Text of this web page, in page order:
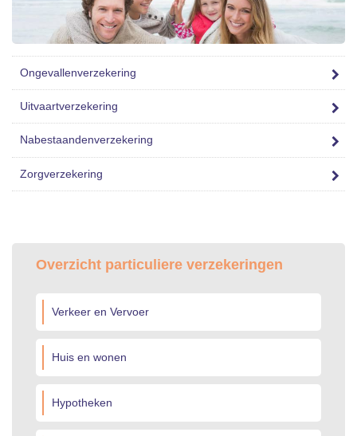
Ongevallenverzekering
Uitvaartverzekering
Nabestaandenverzekering
Zorgverzekering
Overzicht particuliere verzekeringen
Verkeer en Vervoer
Huis en wonen
Hypotheken